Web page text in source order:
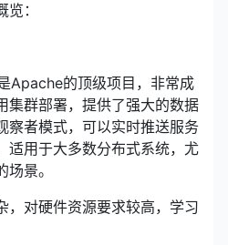
：
Apache的顶级项目，非常成
集群部署，提供了强大的数据
察者模式，可以实时推送服务
适用于大多数分布式系统，尤
景。
，对硬件资源要求较高，学习